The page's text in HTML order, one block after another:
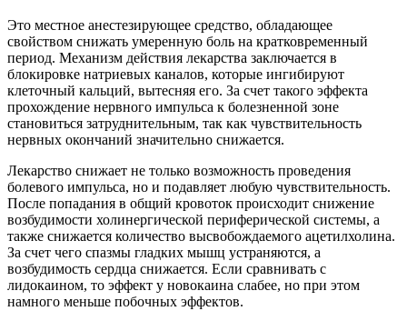
Это местное анестезирующее средство, обладающее
свойством снижать умеренную боль на кратковременный
период. Механизм действия лекарства заключается в
блокировке натриевых каналов, которые ингибируют
клеточный кальций, вытесняя его. За счет такого эффекта
прохождение нервного импульса к болезненной зоне
становиться затруднительным, так как чувствительность
нервных окончаний значительно снижается.
Лекарство снижает не только возможность проведения
болевого импульса, но и подавляет любую чувствительность.
После попадания в общий кровоток происходит снижение
возбудимости холинергической периферической системы, а
также снижается количество высвобождаемого ацетилхолина.
За счет чего спазмы гладких мышц устраняются, а
возбудимость сердца снижается. Если сравнивать с
лидокаином, то эффект у новокаина слабее, но при этом
намного меньше побочных эффектов.